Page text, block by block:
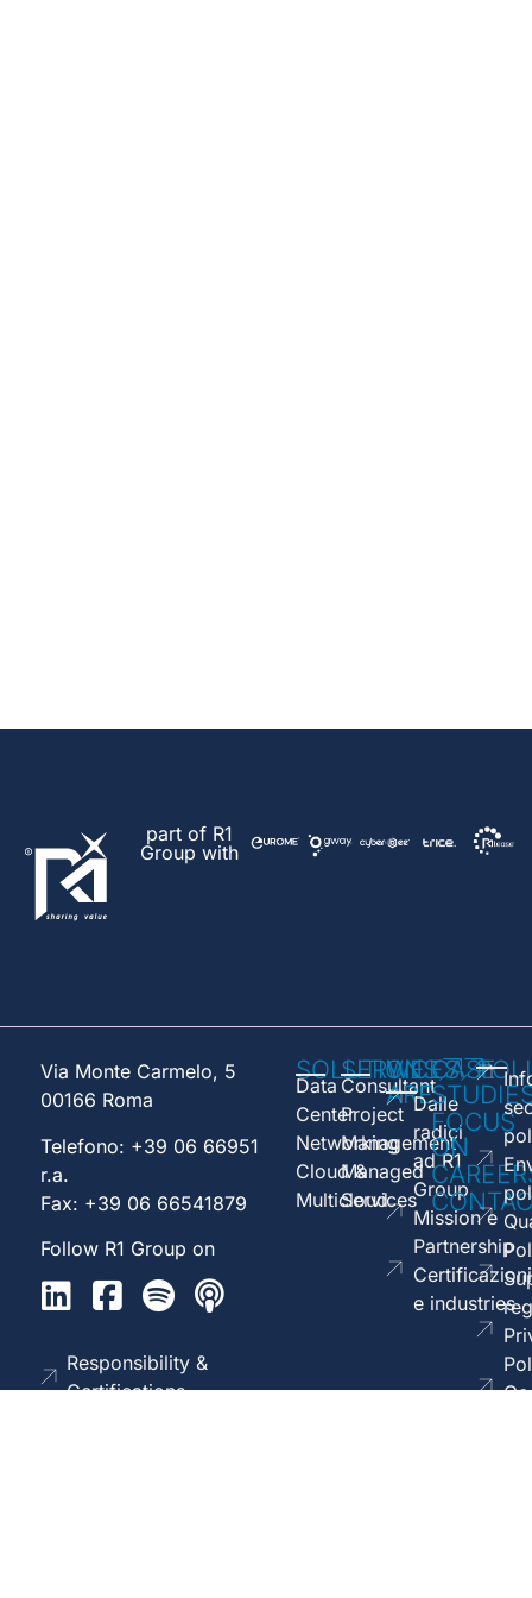
part of R1
Group with
Via Monte Carmelo, 5
00166 Roma
Telefono: +39 06 66951
r.a.
Fax: +39 06 66541879
Follow R1 Group on
Responsibility &
Certifications
SOLUTIONS
Data
Center
Networking
Cloud &
Multicloud
SERVICES
Consultant
Project
Management
Managed
Services
WE
AREDalle
radici
ad R1
Group
Mission e
Partnership
Certificazioni
e industries
CASE
FOCUS
ON